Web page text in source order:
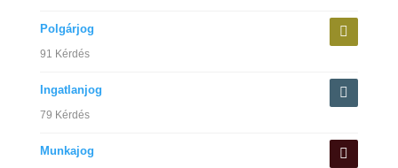
Polgárjog
91 Kérdés
Ingatlanjog
79 Kérdés
Munkajog